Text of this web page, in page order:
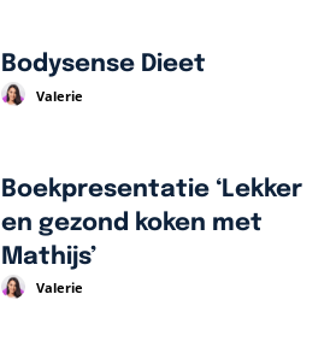
Bodysense Dieet
Valerie
Boekpresentatie ‘Lekker
en gezond koken met
Mathijs’
Valerie